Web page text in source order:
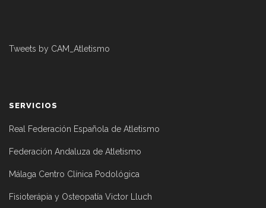
Tweets by CAM_Atletismo
SERVICIOS
Real Federación Española de Atletismo
Federación Andaluza de Atletismo
Málaga Centro Clínica Podológica
Fisioterápia y Osteopatía Victor Lluch